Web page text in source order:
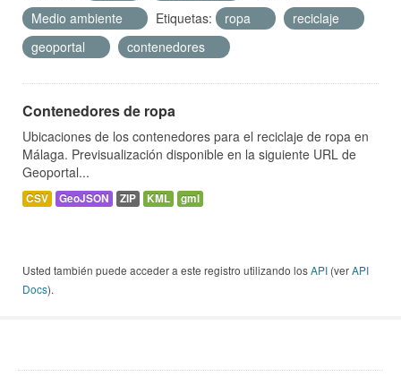
Medio ambiente
Etiquetas: ropa
reciclaje
geoportal
contenedores
Contenedores de ropa
Ubicaciones de los contenedores para el reciclaje de ropa en
Málaga. Previsualización disponible en la siguiente URL de
Geoportal...
CSV GeoJSON ZIP KML gml
Usted también puede acceder a este registro utilizando losAPI (verAPI
Docs).